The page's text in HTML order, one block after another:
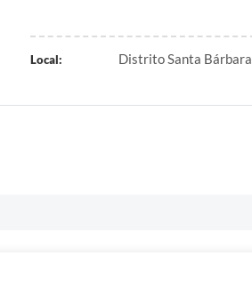
Local: Distrito Santa Bárbara